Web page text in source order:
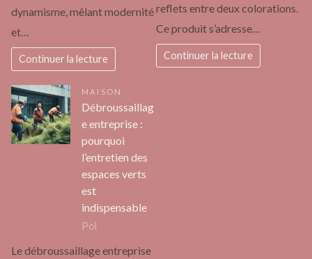
dynamisme, mêlant modernité
et…
Continuer la lecture
reflets entre deux colorations.
Ce produit s’adresse…
Continuer la lecture
MAISON
Débroussaillag
e entreprise :
pourquoi
l’entretien des
espaces verts
est
indispensable
Pol
Le débroussaillage entreprise